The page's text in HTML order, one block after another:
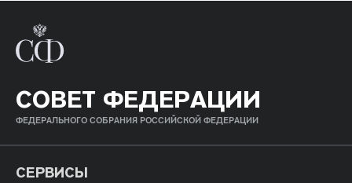
СОВЕТ ФЕДЕРАЦИИ
ФЕДЕРАЛЬНОГО СОБРАНИЯ РОССИЙСКОЙ ФЕДЕРАЦИИ
СЕРВИСЫ